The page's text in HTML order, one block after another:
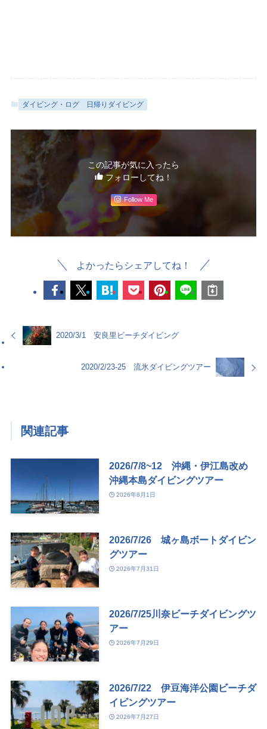
ダイビング・ログ 日帰りダイビング
この記事が気に入ったら
フォローしてね！
Follow Me
よかったらシェアしてね！
2020/3/1 安良里ビーチダイビング
2020/2/23-25 流氷ダイビングツアー
関連記事
2026/7/8~12 沖縄・伊江島改め
沖縄本島ダイビングツアー
2026年8月1日
2026/7/26 城ヶ島ボートダイビン
グツアー
2026年7月31日
2026/7/25川奈ビーチダイビングツ
アー
2026年7月29日
2026/7/22 伊豆海洋公園ビーチダ
イビングツアー
2026年7月27日